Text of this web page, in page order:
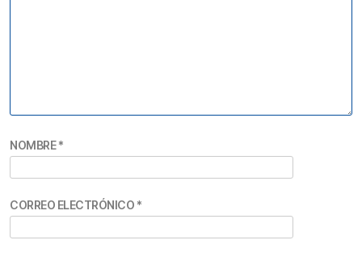
NOMBRE*
CORREO ELECTRÓNICO *